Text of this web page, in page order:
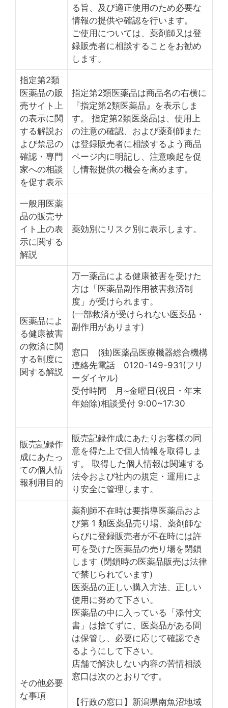
る旨、及び適正使用のため必要な
情報の提供や確認を行います。
ご使用については、薬剤師又は登
録販売者に相談することをお勧め
します。
指定第2類
医薬品の販
売サイト上
の表示に関
する解説お
よび禁忌の
確認・専門
家への相談
を促す表示
指定第2類医薬品は商品名の右横に
『指定第2類医薬品』を表示しま
す。 指定第2類医薬品は、使用上
の注意の確認、および薬剤師また
は登録販売者に相談するよう商品
ページ内に明記し、注意喚起を促
し情報提供の機会を高めます。
一般用医薬
品の販売サ
イト上の表
示に関する
解説
薬効別にリスク別に表示します。
医薬品によ
る健康被害
の救済に関
する制度に
関する解説
万一薬品による健康被害を受けた
方は「医薬品副作用被害救済制
度」が受けられます。
(一部救済が受けられない医薬品・
副作用があります)
窓口 (独)医薬品医療機器総合機構
連絡先電話 0120-149-931(フリ
ーダイヤル)
受付時間 月~金曜日(祝日・年末
年始除)相談受付 9:00~17:30
販売記録作
成にあたっ
ての個人情
報利用目的
販売記録作成にあたりお客様の同
意を得た上で個人情報を取得しま
す。 取得した個人情報は関連する
法令および社内の規定・運用によ
り安全に管理します。
その他必要
な事項
薬剤師不在時は要指導医薬品およ
び第 1 類医薬品売り場、薬剤師な
らびに登録販売者が不在時には許
可を受けた医薬品の売り場を閉鎖
します (閉鎖時の医薬品販売は法律
で禁じられています)
医薬品の正しい購入方法、正しい
使用に努めて下さい。
医薬品の中に入っている「添付文
書」は捨てずに、医薬品がある間
は保管し、必要に応じて確認でき
るようにして下さい。
店舗で解決しない内容の苦情相談
窓口は次のとおりです。
【行政の窓口】新潟県南魚沼地域